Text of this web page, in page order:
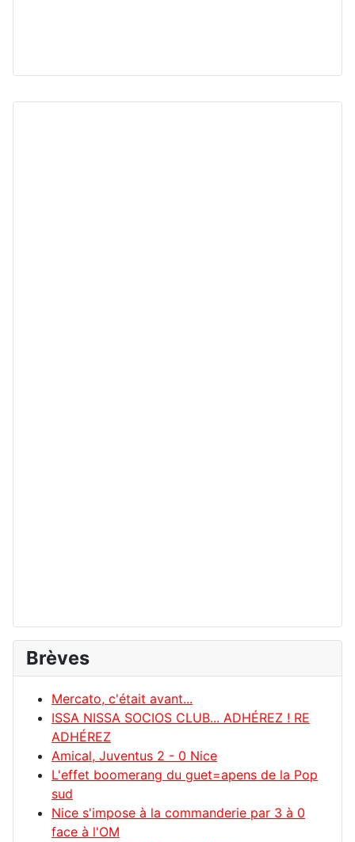
Brèves
Mercato, c'était avant...
ISSA NISSA SOCIOS CLUB... ADHÉREZ ! RE
ADHÉREZ
Amical, Juventus 2 - 0 Nice
L'effet boomerang du guet=apens de la Pop
sud
Nice s'impose à la commanderie par 3 à 0
face à l'OM